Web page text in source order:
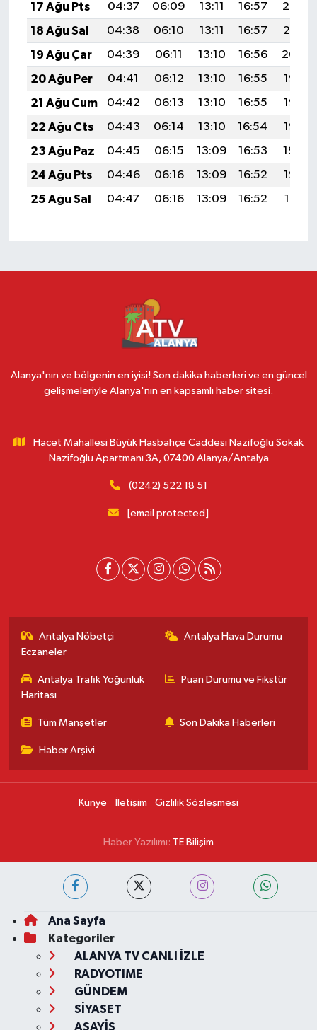
17 Ağu Pts 04:37 06:09 13:11 16:57
20:02
18 Ağu Sal
04:38 06:10 13:11 16:57
20:01
19 Ağu Çar
04:39 06:11 13:10 16:56
20:00
20 Ağu Per
04:41 06:12 13:10 16:55
19:58
21 Ağu Cum
04:42 06:13 13:10 16:55
19:57
22 Ağu Cts
04:43 06:14 13:10 16:54
19:55
23 Ağu Paz
04:45 06:15 13:09 16:53
19:54
24 Ağu Pts
04:46 06:16 13:09 16:52
19:53
25 Ağu Sal
04:47 06:16 13:09 16:52 19:51
Alanya'nın ve bölgenin en iyisi! Son dakika haberleri ve en güncel
gelişmeleriyle Alanya'nın en kapsamlı haber sitesi.
Hacet Mahallesi Büyük Hasbahçe Caddesi Nazifoğlu Sokak
Nazifoğlu Apartmanı 3A, 07400 Alanya/Antalya
(0242) 522 18 51
[email protected]
Antalya Nöbetçi
Eczaneler
Antalya Hava Durumu
Antalya Trafik Yoğunluk
Haritası
Puan Durumu ve Fikstür
Tüm Manşetler Son Dakika Haberleri
Haber Arşivi
Künye İletişim Gizlilik Sözleşmesi
Haber Yazılımı: TE Bilişim
Ana Sayfa
Kategoriler
ALANYA TV CANLI İZLE
RADYOTIME
GÜNDEM
SİYASET
ASAYİŞ